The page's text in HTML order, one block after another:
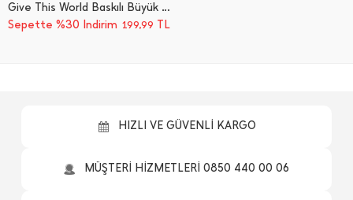
Give This World Baskılı Büyük Beden Pijama Takımı
Sepette %30 İndirim 199,99 TL
HIZLI VE GÜVENLİ KARGO
MÜŞTERİ HİZMETLERİ 0850 440 00 06